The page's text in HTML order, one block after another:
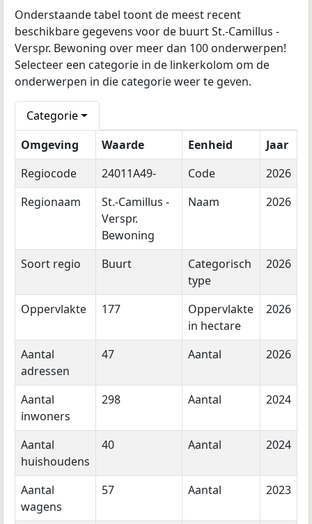
Onderstaande tabel toont de meest recent
beschikbare gegevens voor de buurt St.-Camillus -
Verspr. Bewoning over meer dan 100 onderwerpen!
Selecteer een categorie in de linkerkolom om de
onderwerpen in die categorie weer te geven.
Categorie
Omgeving
Waarde Eenheid
Jaar
Regiocode
24011A49- Code
2026
Regionaam
St.-Camillus -
Verspr.
Bewoning
Naam 2026
Soort regio Buurt
Categorisch
type
2026
Oppervlakte 177
Oppervlakte
in hectare
2026
Aantal
adressen
47 Aantal 2026
Aantal
inwoners
298 Aantal 2024
Aantal
huishoudens
40 Aantal 2024
Aantal
wagens
57 Aantal 2023